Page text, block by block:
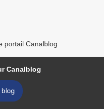
portail Canalblog
Canalblog